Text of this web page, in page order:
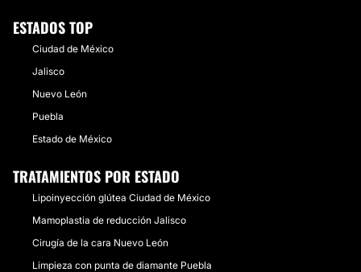
ESTADOS TOP
Ciudad de México
Jalisco
Nuevo León
Puebla
Estado de México
TRATAMIENTOS POR ESTADO
Lipoinyección glútea Ciudad de México
Mamoplastia de reducción Jalisco
Cirugía de la cara Nuevo León
Limpieza con punta de diamante Puebla